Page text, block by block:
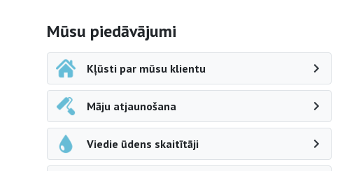
Sāna navigācija
Mūsu piedāvājumi
Kļūsti par mūsu klientu
Māju atjaunošana
Viedie ūdens skaitītāji